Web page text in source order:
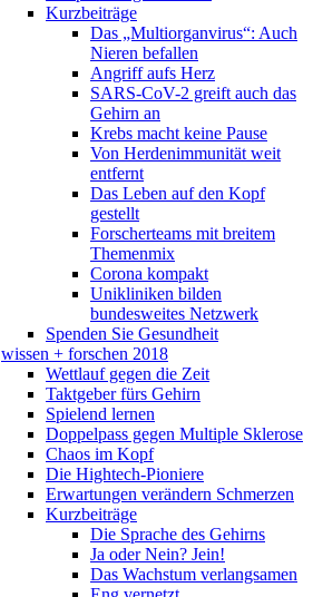
Kurzbeiträge
Das „Multiorganvirus“: Auch
Nieren befallen
Angriff aufs Herz
SARS-CoV-2 greift auch das
Gehirn an
Krebs macht keine Pause
Von Herdenimmunität weit
entfernt
Das Leben auf den Kopf
gestellt
Forscherteams mit breitem
Themenmix
Corona kompakt
Unikliniken bilden
bundesweites Netzwerk
Spenden Sie Gesundheit
wissen + forschen 2018
Wettlauf gegen die Zeit
Taktgeber fürs Gehirn
Spielend lernen
Doppelpass gegen Multiple Sklerose
Chaos im Kopf
Die Hightech-Pioniere
Erwartungen verändern Schmerzen
Kurzbeiträge
Die Sprache des Gehirns
Ja oder Nein? Jein!
Das Wachstum verlangsamen